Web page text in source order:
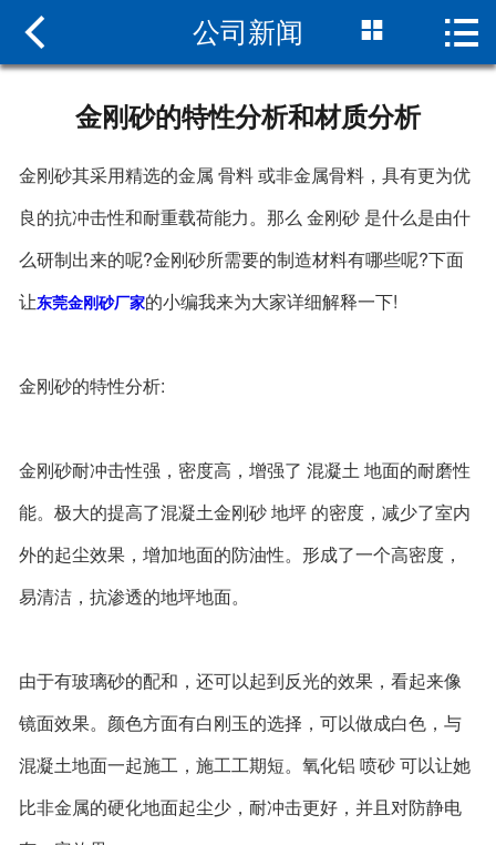
网站首页
人才招聘
施工方案
 公司新闻  
金刚砂的特性分析和材质分析
金刚砂其采用精选的金属 骨料 或非金属骨料，具有更为优
良的抗冲击性和耐重载荷能力。那么 金刚砂 是什么是由什
么研制出来的呢?金刚砂所需要的制造材料有哪些呢?下面
让东莞金刚砂厂家的小编我来为大家详细解释一下!
金刚砂的特性分析:
金刚砂耐冲击性强，密度高，增强了 混凝土 地面的耐磨性
能。极大的提高了混凝土金刚砂 地坪 的密度，减少了室内
外的起尘效果，增加地面的防油性。形成了一个高密度，
易清洁，抗渗透的地坪地面。
由于有玻璃砂的配和，还可以起到反光的效果，看起来像
镜面效果。颜色方面有白刚玉的选择，可以做成白色，与
混凝土地面一起施工，施工工期短。氧化铝 喷砂 可以让她
比非金属的硬化地面起尘少，耐冲击更好，并且对防静电